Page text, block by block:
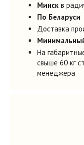
Минск в
По Беларуси
Доставка
На
свыше 60 кг
менеджера